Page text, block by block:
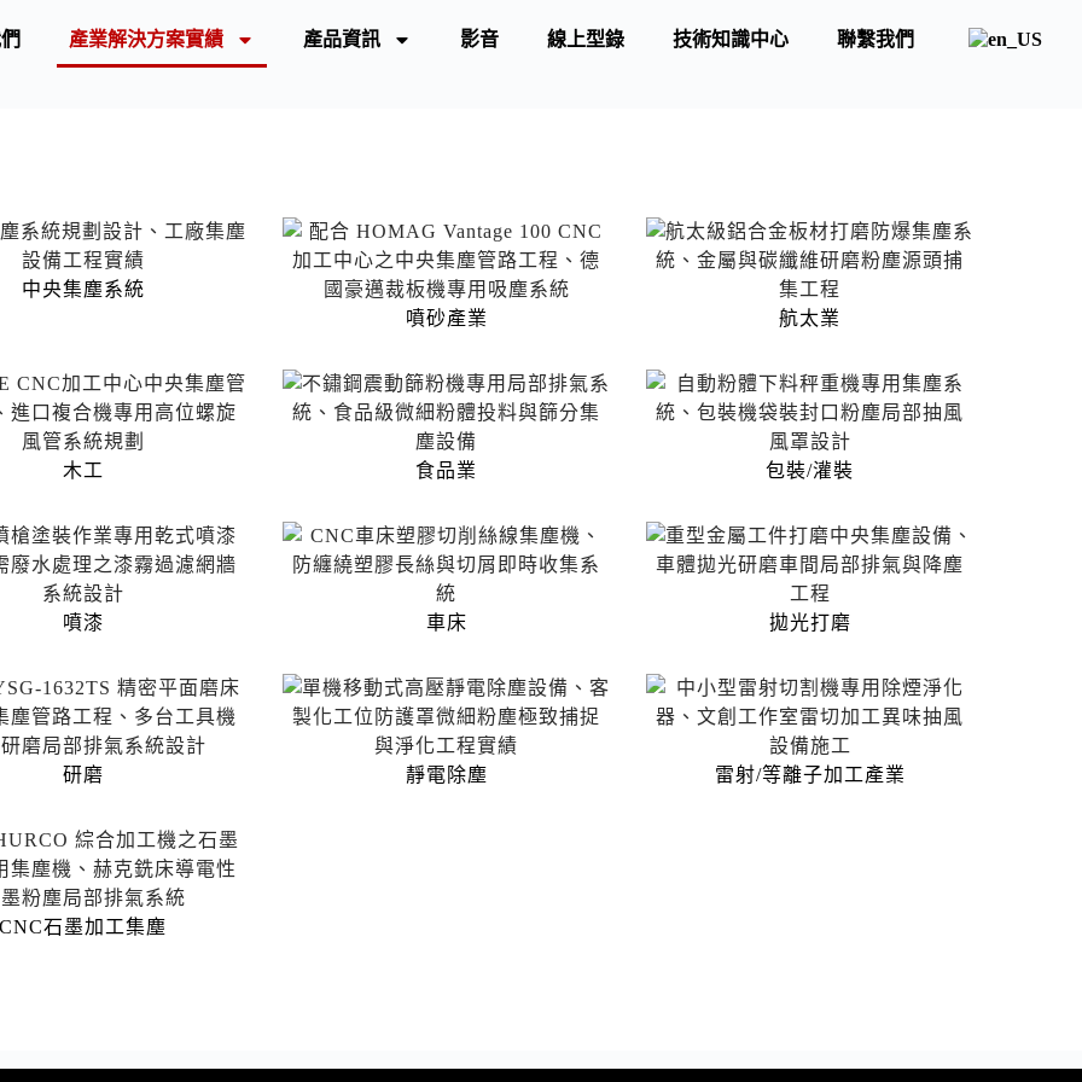
產業解決方案實績 產品資訊 影音 線上型錄 技術知識中心 聯繫我們
中央集塵系統
噴砂產業
航太業
木工 食品業 包裝/灌裝
噴漆 車床 拋光打磨
研磨 靜電除塵 雷射/等離子加工產業
CNC石墨加工集塵